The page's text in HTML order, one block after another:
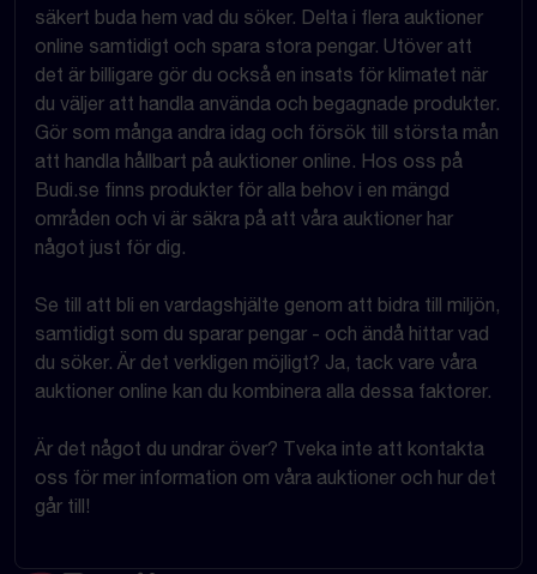
säkert buda hem vad du söker. Delta i flera auktioner
online samtidigt och spara stora pengar. Utöver att
det är billigare gör du också en insats för klimatet när
du väljer att handla använda och begagnade produkter.
Gör som många andra idag och försök till största mån
att handla hållbart på auktioner online. Hos oss på
Budi.se finns produkter för alla behov i en mängd
områden och vi är säkra på att våra auktioner har
något just för dig.
Se till att bli en vardagshjälte genom att bidra till miljön,
samtidigt som du sparar pengar - och ändå hittar vad
du söker. Är det verkligen möjligt? Ja, tack vare våra
auktioner online kan du kombinera alla dessa faktorer.
Är det något du undrar över? Tveka inte att kontakta
oss för mer information om våra auktioner och hur det
går till!